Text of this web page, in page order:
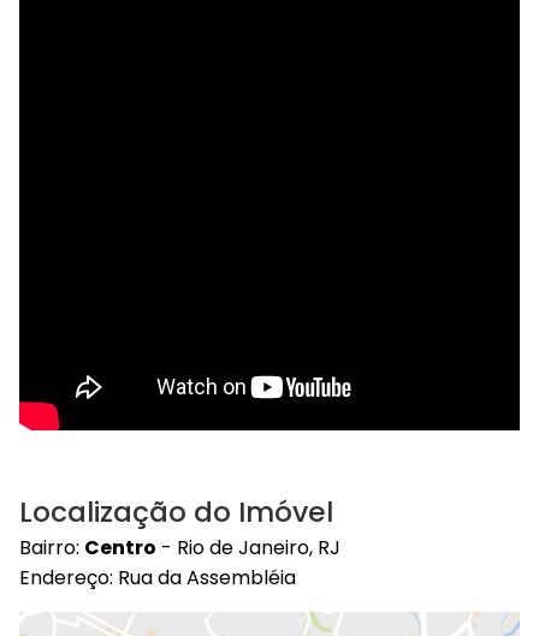
Localização do Imóvel
Bairro: Centro - Rio de Janeiro, RJ
Endereço: Rua da Assembléia